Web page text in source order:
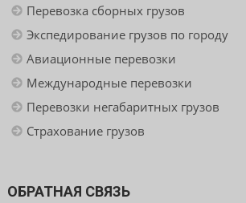
Перевозка сборных грузов
Экспедирование грузов по городу
Авиационные перевозки
Международные перевозки
Перевозки негабаритных грузов
Страхование грузов
ОБРАТНАЯ СВЯЗЬ